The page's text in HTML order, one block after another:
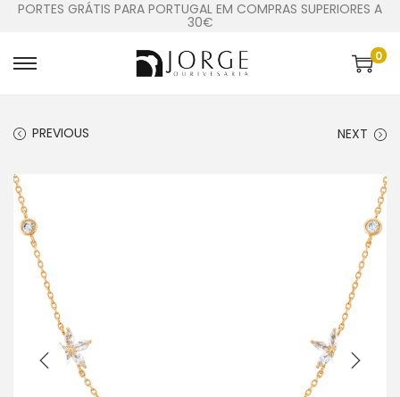
PORTES GRÁTIS PARA PORTUGAL EM COMPRAS SUPERIORES A
30€
0
PREVIOUS NEXT